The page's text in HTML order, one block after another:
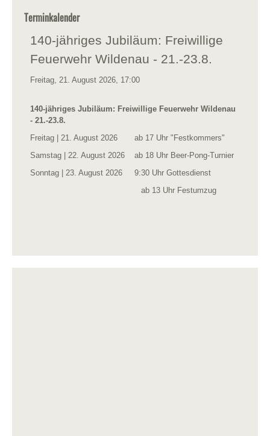
Terminkalender
140-jähriges Jubiläum: Freiwillige
Feuerwehr Wildenau - 21.-23.8.
Freitag, 21. August 2026, 17:00
140-jähriges Jubiläum: Freiwillige Feuerwehr Wildenau
- 21.-23.8.
Freitag | 21. August 2026 ab 17 Uhr "Festkommers"
Samstag | 22. August 2026 ab 18 Uhr Beer-Pong-Turnier
Sonntag | 23. August 2026 9:30 Uhr Gottesdienst
ab 13 Uhr Festumzug